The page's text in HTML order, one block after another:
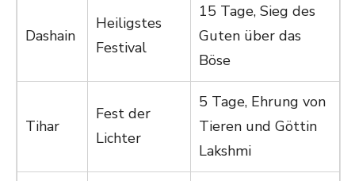
Dashain
Heiligstes
Festival
15 Tage, Sieg des
Guten über das
Böse
Tihar
Fest der
Lichter
5 Tage, Ehrung von
Tieren und Göttin
Lakshmi